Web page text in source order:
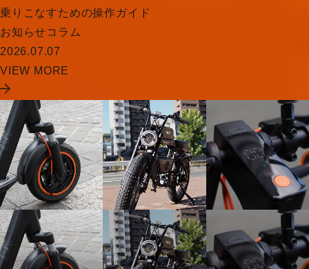
乗りこなすための操作ガイド
お知らせコラム
2026.07.07
VIEW MORE